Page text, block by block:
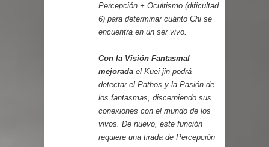
Percepción + Ocultismo (dificultad
6) para determinar cuánto Chi se
encuentra en un ser vivo.
Con la Visión Fantasmal
mejorada el Kuei-jin podrá
detectar el Pathos y la Pasión de
los fantasmas, discerniendo sus
conexiones con el mundo de los
vivos. De nuevo, este función
requiere una tirada de Percepción